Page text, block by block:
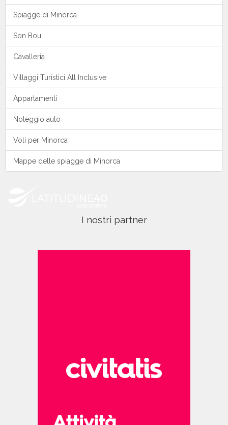
Spiagge di Minorca
Son Bou
Cavalleria
Villaggi Turistici All Inclusive
Appartamenti
Noleggio auto
Voli per Minorca
Mappe delle spiagge di Minorca
I nostri partner